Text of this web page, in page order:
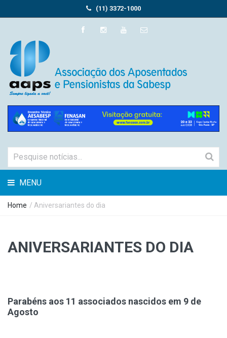
(11) 3372-1000
MENU
Home / Aniversariantes do dia
ANIVERSARIANTES DO DIA
Parabéns aos 11 associados nascidos em 9 de
Agosto